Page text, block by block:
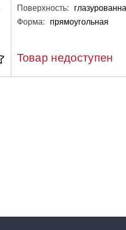
Поверхность:
Форма:
прямоугольная
Товар недоступен